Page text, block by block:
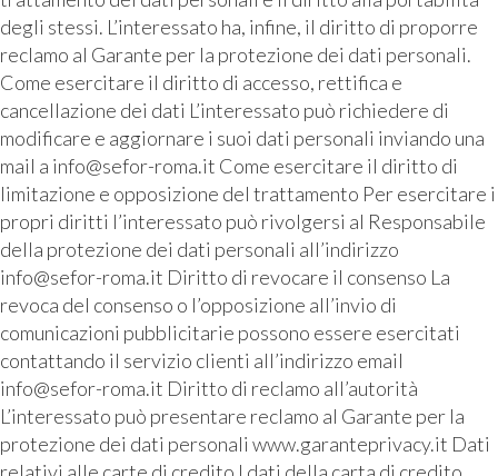
degli stessi. L’interessato ha, infine, il diritto di proporre
reclamo al Garante per la protezione dei dati personali.
Come esercitare il diritto di accesso, rettifica e
cancellazione dei dati L’interessato può richiedere di
modificare e aggiornare i suoi dati personali inviando una
mail a info@sefor-roma.it Come esercitare il diritto di
limitazione e opposizione del trattamento Per esercitare i
propri diritti l’interessato può rivolgersi al Responsabile
della protezione dei dati personali all’indirizzo
info@sefor-roma.it Diritto di revocare il consenso La
revoca del consenso o l’opposizione all’invio di
comunicazioni pubblicitarie possono essere esercitati
contattando il servizio clienti all’indirizzo email
info@sefor-roma.it Diritto di reclamo all’autorità
L’interessato può presentare reclamo al Garante per la
protezione dei dati personali www.garanteprivacy.it Dati